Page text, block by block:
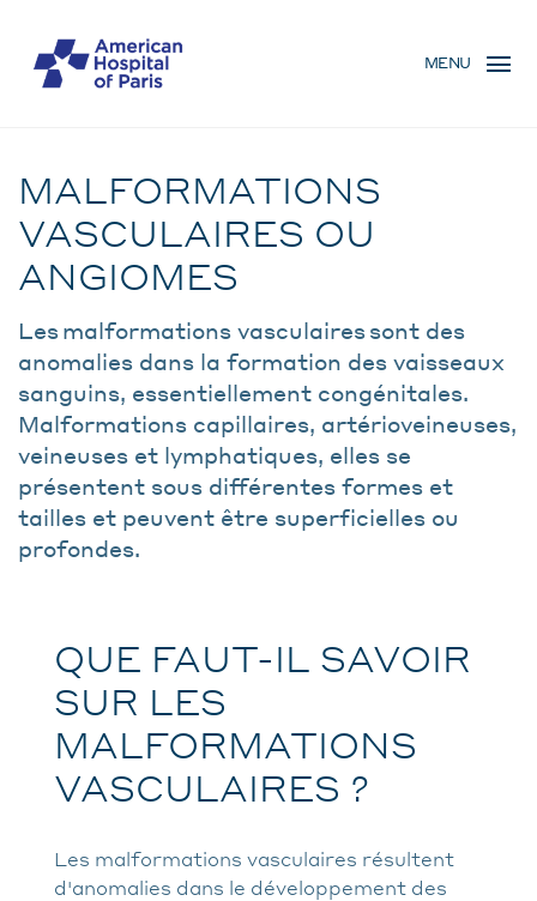
main
MENU
MOBILE
MENU
BREADCRUMB
MALFORMATIONS
VASCULAIRES OU
ANGIOMES
Les malformations vasculaires sont des
anomalies dans la formation des vaisseaux
sanguins, essentiellement congénitales.
Malformations capillaires, artérioveineuses,
veineuses et lymphatiques, elles se
présentent sous différentes formes et
tailles et peuvent être superficielles ou
profondes.
QUE FAUT-IL SAVOIR
SUR LES
MALFORMATIONS
VASCULAIRES ?
Les malformations vasculaires résultent
d'anomalies dans le développement des